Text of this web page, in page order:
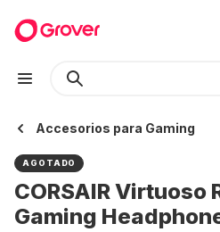
Accesorios para Gaming
AGOTADO
CORSAIR Virtuoso
Gaming